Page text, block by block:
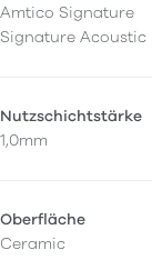
Amtico Signature
Signature Acoustic
Nutzschichtstärke
1,0mm
Oberfläche
Ceramic